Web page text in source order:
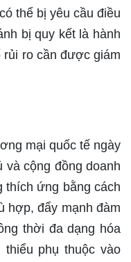
thể bị yêu cầu điều
bị quy kết là hành
rủi ro cần được giám
mại quốc tế ngày
và cộng đồng doanh
thích ứng bằng cách
hợp, đẩy mạnh đàm
thời đa dạng hóa
phụ thuộc vào